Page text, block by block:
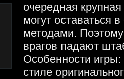
очередная
могут оставаться
методами.
врагов падают
Особенности
стиле